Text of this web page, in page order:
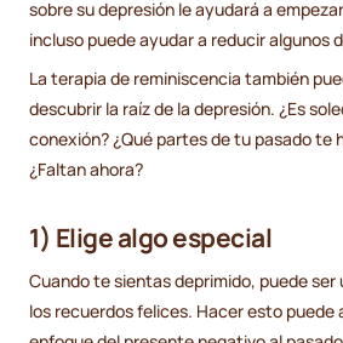
sobre su depresión le ayudará a
incluso puede ayudar a reducir algunos
La terapia de reminiscencia también
descubrir la raíz de la depresión. ¿Es
conexión? ¿Qué partes de tu pasado te
¿Faltan ahora?
1) Elige algo especial
Cuando te sientas deprimido, puede
los recuerdos felices. Hacer esto